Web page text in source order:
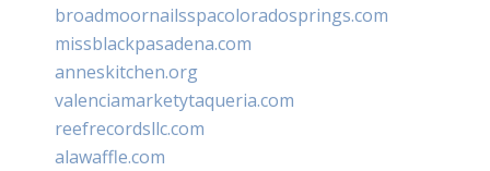
broadmoornailsspacoloradosprings.com
missblackpasadena.com
anneskitchen.org
valenciamarketytaqueria.com
reefrecordsllc.com
alawaffle.com